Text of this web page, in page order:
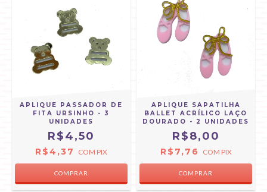
APLIQUE PASSADOR DE
FITA URSINHO - 3
UNIDADES
R$4,50
R$4,37 COM PIX
APLIQUE SAPATILHA
BALLET ACRÍLICO LAÇO
DOURADO - 2 UNIDADES
R$8,00
R$7,76 COM PIX